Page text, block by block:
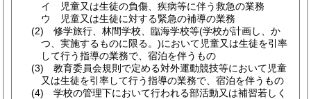
イ
児童又は生徒の負傷、疾病等に伴う救急の業務
ウ
児童又は生徒に対する緊急の補導の業務
(2)
修学旅行、林間学校、臨海学校等(学校が計画し、か
つ、実施するものに限る。)において児童又は生徒を引率
して行う指導の業務で、宿泊を伴うもの
(3)
教育委員会規則で定める対外運動競技等において児童
又は生徒を引率して行う指導の業務で、宿泊を伴うもの
(4)
学校の管理下において行われる部活動又は補習若しく